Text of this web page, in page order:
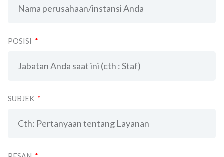
POSISI
SUBJEK